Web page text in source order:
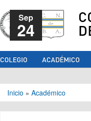
COLEGIO ACADÉMICO
Se
Inicio » Académico
Sep
24